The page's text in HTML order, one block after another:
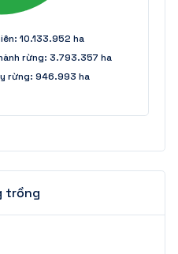
10.133.952 ha
rừng: 3.793.357 ha
rừng: 946.993 ha
trồng